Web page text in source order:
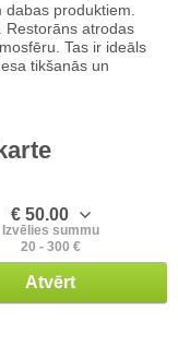
produktiem.
Restorāns atrodas
Tas ir ideāls
tikšanās un
€ 50.00
Izvēlies summu
20 - 300 €
Atvērt